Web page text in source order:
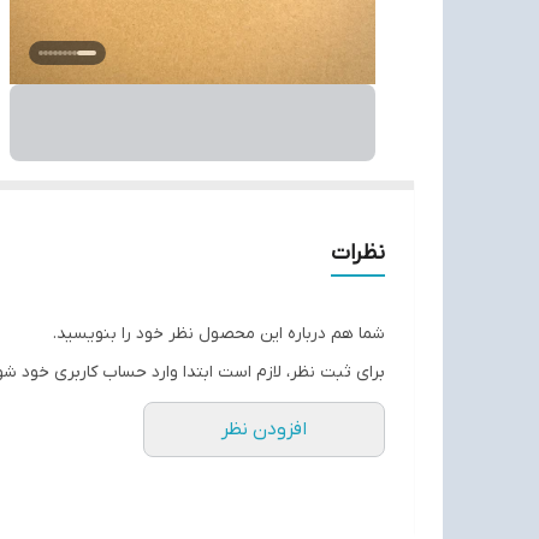
نظرات
شما هم درباره این محصول نظر خود را بنویسید.
برای ثبت نظر، لازم است ابتدا وارد حساب کاربری خود
افزودن نظر